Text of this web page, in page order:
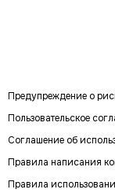
Предупреждение о
Пользовательское
Соглашение об
Правила написания
Правила